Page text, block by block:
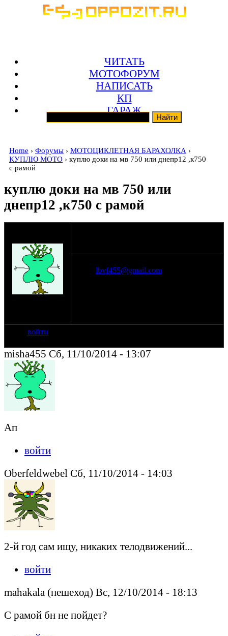
ЧИТАТЬ
МОТОФОРУМ
НАПИСАТЬ
КП
ГАРАЖ
Home › Форумы › МОТОЦИКЛЕТНАЯ БАРАХОЛКА ›
КУПЛЮ МОТО › куплю доки на мв 750 или днепр12 ,к750
с рамой
куплю доки на мв 750 или
днепр12 ,к750 с рамой
lbvf455@gmail.com
войти
misha455 Сб, 11/10/2014 - 13:07
Ап
войти
Oberfeldwebel Сб, 11/10/2014 - 14:03
2-й год сам ищу, никаких телодвижений...
войти
mahakala (пешеход) Вс, 12/10/2014 - 18:13
С рамой бн не пойдет?